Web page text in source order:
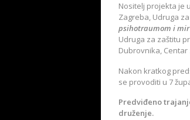
Nositelj projekta je
Zagreba, Udruga
psihotraumom i mir
Udruga za zaštitu
Dubrovnika,
Nakon kratkog
se provoditi u 7
Predviđeno
druženje.